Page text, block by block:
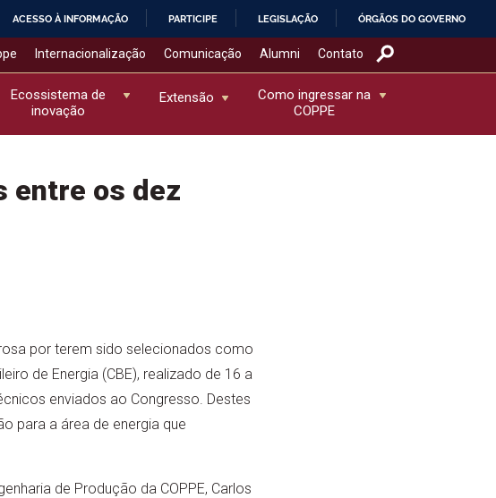
ACESSO À INFORMAÇÃO PARTICIPE LEGISLAÇÃO ÓRGÃOS DO GOVERNO
Internacionalização Comunicação Alumni Contato
Ecossistema de
inovação
Extensão
Como ingressar na
COPPE
entre os dez
por terem sido selecionados como
de Energia (CBE), realizado de 16 a
enviados ao Congresso. Destes
para a área de energia que
de Produção da COPPE, Carlos